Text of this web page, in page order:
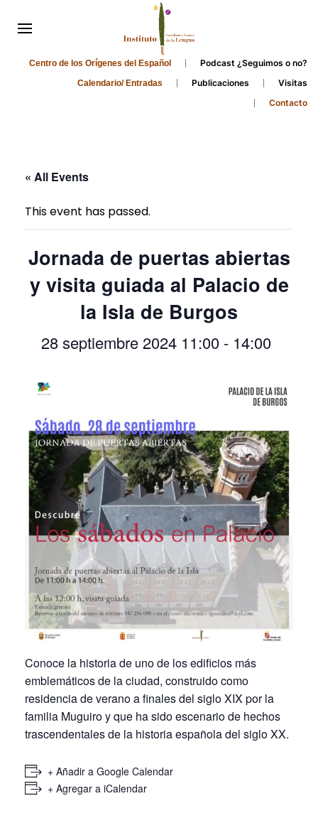
Centro de los Orígenes del Español Podcast ¿Seguimos o no?
Calendario/ Entradas Publicaciones Visitas Contacto
Jornada de puertas abiertas
y visita guiada al Palacio de
la Isla de Burgos
28 septiembre 2024 11:00-14:00
Conoce la historia de uno de los edificios más
emblemáticos de la ciudad, construido como
residencia de verano a finales del siglo XIX por la
familia Muguiro y que ha sido escenario de hechos
trascendentales de la historia española del siglo XX.
+ Agregar a iCalendar